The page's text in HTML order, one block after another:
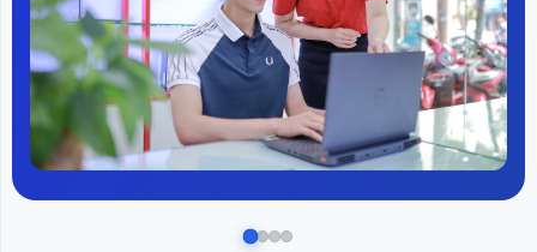
quần áo với những gia đình có không gian sống nhỏ.